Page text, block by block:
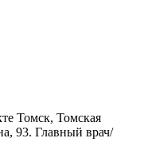
Томск, Томская
93. Главный врач/